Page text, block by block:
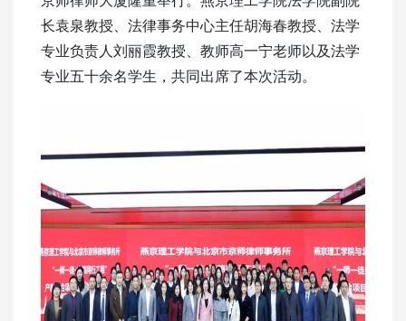
长袁泉教授、法律事务中心主任胡海春教授、法学
专业负责人刘丽霞教授、教师高一宁老师以及法学
专业五十余名学生，共同出席了本次活动。